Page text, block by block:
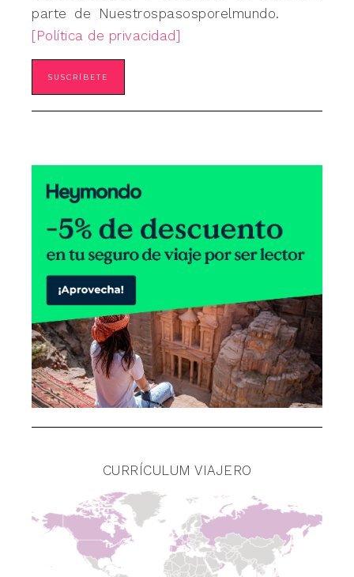
parte de Nuestrospasosporelmundo.
[Política de privacidad]
CURRÍCULUM VIAJERO